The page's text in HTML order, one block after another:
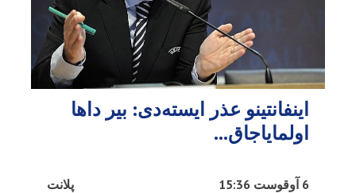
اینفانتینو عذر ایسته‌دی: بیر داها
اولمایاجاق…
پلانت 6 آوقوست 15:36